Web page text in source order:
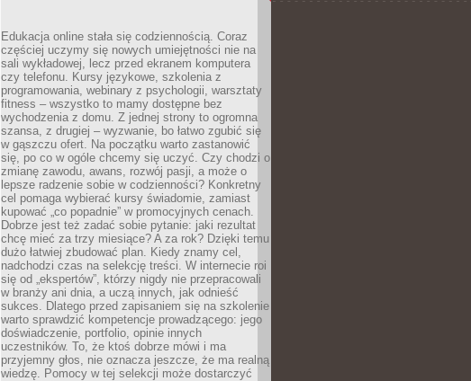
Edukacja online stała się codziennością. Coraz
częściej uczymy się nowych umiejętności nie na
sali wykładowej, lecz przed ekranem komputera
czy telefonu. Kursy językowe, szkolenia z
programowania, webinary z psychologii, warsztaty
fitness – wszystko to mamy dostępne bez
wychodzenia z domu. Z jednej strony to ogromna
szansa, z drugiej – wyzwanie, bo łatwo zgubić się
w gąszczu ofert. Na początku warto zastanowić
się, po co w ogóle chcemy się uczyć. Czy chodzi o
zmianę zawodu, awans, rozwój pasji, a może o
lepsze radzenie sobie w codzienności? Konkretny
cel pomaga wybierać kursy świadomie, zamiast
kupować „co popadnie” w promocyjnych cenach.
Dobrze jest też zadać sobie pytanie: jaki rezultat
chcę mieć za trzy miesiące? A za rok? Dzięki temu
dużo łatwiej zbudować plan. Kiedy znamy cel,
nadchodzi czas na selekcję treści. W internecie roi
się od „ekspertów”, którzy nigdy nie przepracowali
w branży ani dnia, a uczą innych, jak odnieść
sukces. Dlatego przed zapisaniem się na szkolenie
warto sprawdzić kompetencje prowadzącego: jego
doświadczenie, portfolio, opinie innych
uczestników. To, że ktoś dobrze mówi i ma
przyjemny głos, nie oznacza jeszcze, że ma realną
wiedzę. Pomocy w tej selekcji może dostarczyć